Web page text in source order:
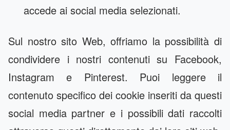
accede ai social media selezionati.
Sul nostro sito Web, offriamo la possibilità di
condividere i nostri contenuti su Facebook,
Instagram e Pinterest. Puoi leggere il
contenuto specifico dei cookie inseriti da questi
social media partner e i possibili dati raccolti